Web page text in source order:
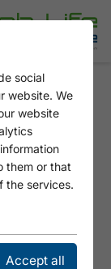
ein
Tales,
social
website. We
website
them or that
the services.
Accept all